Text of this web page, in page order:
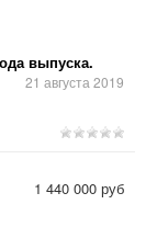
выпуска.
21 августа 2019
1 440 000 руб